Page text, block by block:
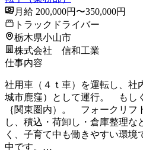
月給 200,000円〜350,000円
トラックドライバー
栃木県小山市
株式会社 信和工業
仕事内容
社用車（４ｔ車）を運転し、社
城市鹿窪）として運行。 もし
｛関東圏内）。 フォークリフ
し、積込・荷卸し・倉庫整理
く、子育て中も働きやすい環境
中です。…